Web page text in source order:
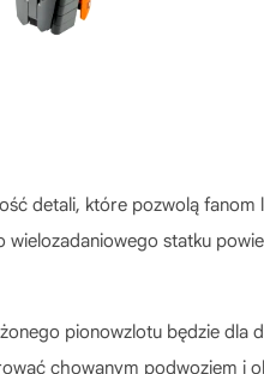
detali, które pozwolą fanom
wielozadaniowego statku
pionowzlotu będzie dla
chowanym podwoziem i